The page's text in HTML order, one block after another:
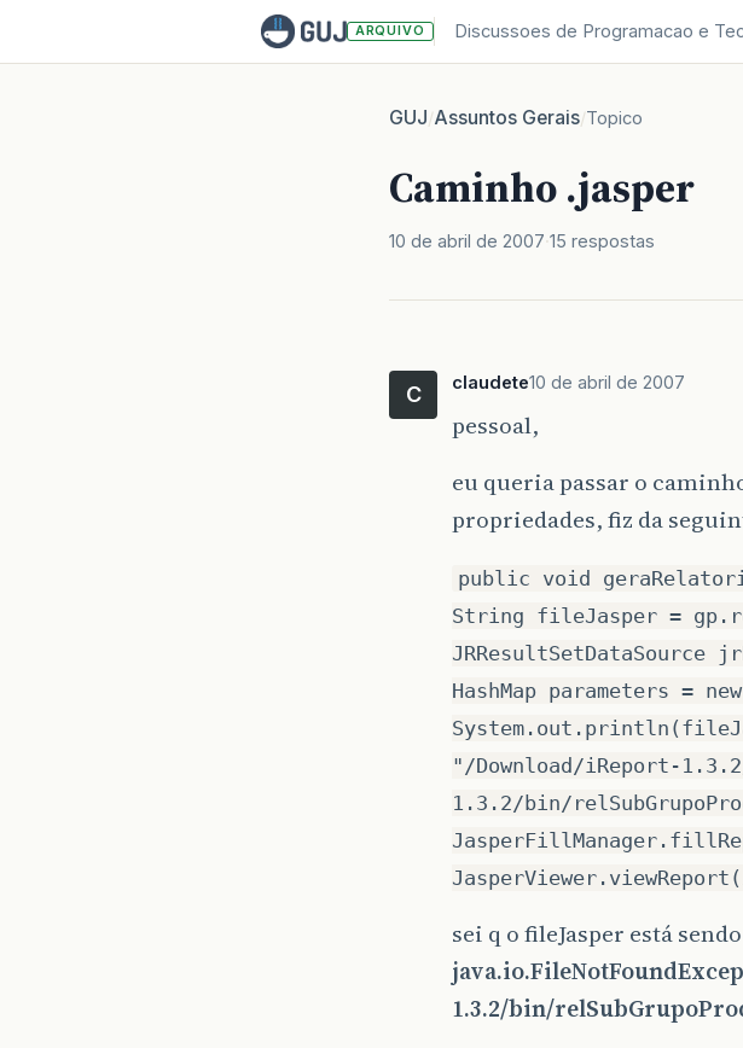
ARQUIVO Discussoes de Programacao e
GUJ/Assuntos Gerais/Topico
Caminho .jasper
10 de abril de 2007 15 respostas
C claudete10 de abril de 2007
pessoal,
eu queria passar o
propriedades, fiz da
public void
String fileJasper =
JRResultSetDataSource
HashMap parameters =
"/Download/iReport-
1.3.2/bin/
sei q o fileJasper está
1.3.2/bin/